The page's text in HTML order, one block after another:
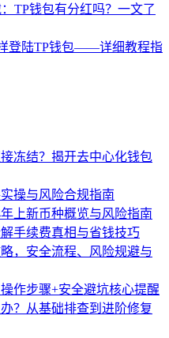
TP钱包有分红吗？一文了
登陆TP钱包——详细教程指
冻结？揭开去中心化钱包
操与风险合规指南
上新币种概览与风险指南
手续费真相与省钱技巧
，安全流程、风险规避与
作步骤+安全避坑核心提醒
？从基础排查到进阶修复